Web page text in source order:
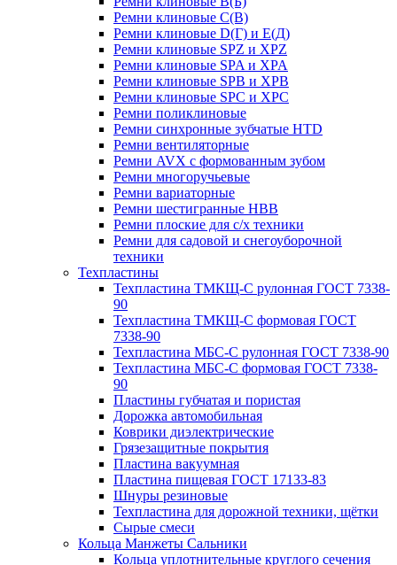
Ремни клиновые С(В)
Ремни клиновые D(Г) и Е(Д)
Ремни клиновые SPZ и XPZ
Ремни клиновые SPA и XPA
Ремни клиновые SPB и XPB
Ремни клиновые SPC и XPC
Ремни поликлиновые
Ремни синхронные зубчатые HTD
Ремни вентиляторные
Ремни AVX с формованным зубом
Ремни многоручьевые
Ремни вариаторные
Ремни шестигранные HBB
Ремни плоские для с/х техники
Ремни для садовой и снегоуборочной
техники
Техпластины
Техпластина ТМКЩ-С рулонная ГОСТ 7338-
90
Техпластина ТМКЩ-С формовая ГОСТ
7338-90
Техпластина МБС-С рулонная ГОСТ 7338-90
Техпластина МБС-С формовая ГОСТ 7338-
90
Пластины губчатая и пористая
Дорожка автомобильная
Коврики диэлектрические
Грязезащитные покрытия
Пластина вакуумная
Пластина пищевая ГОСТ 17133-83
Шнуры резиновые
Техпластина для дорожной техники, щётки
Сырые смеси
Кольца Манжеты Сальники
Кольца уплотнительные круглого сечения